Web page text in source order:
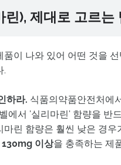
린), 제대로 고르는
이 나와 있어 어떤 것을
.
하라. 식품의약품안전처에
에서 '실리마린' 함량을 반
린 함량은 훨씬 낮은 경
130mg 이상을 충족하는 제